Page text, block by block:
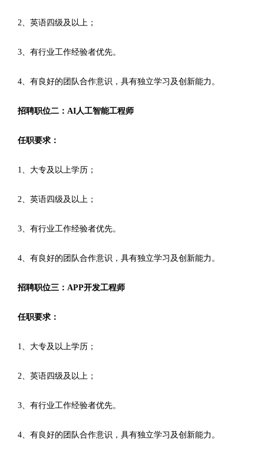
2、英语四级及以上；
3、有行业工作经验者优先。
4、有良好的团队合作意识，具有独立学习及创新能力。
招聘职位二：AI人工智能工程师
任职要求：
1、大专及以上学历；
2、英语四级及以上；
3、有行业工作经验者优先。
4、有良好的团队合作意识，具有独立学习及创新能力。
招聘职位三：APP开发工程师
任职要求：
1、大专及以上学历；
2、英语四级及以上；
3、有行业工作经验者优先。
4、有良好的团队合作意识，具有独立学习及创新能力。